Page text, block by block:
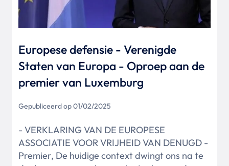
Europese defensie - Verenigde
Staten van Europa - Oproep aan de
premier van Luxemburg
Gepubliceerd op 01/02/2025
- VERKLARING VAN DE EUROPESE
ASSOCIATIE VOOR VRIJHEID VAN DENUGD -
Premier, De huidige context dwingt ons na te